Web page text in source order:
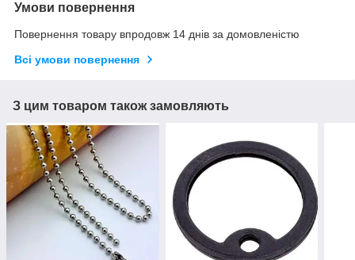
Умови повернення
Повернення товару впродовж 14 днів за домовленістю
Всі умови повернення
З цим товаром також замовляють